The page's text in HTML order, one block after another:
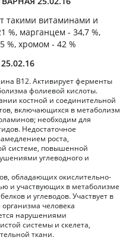
такими витаминами и
%, марганцем - 34,7 %,
%, хромом - 42 %
В12. Активирует ферменты
фолиевой кислоты.
костной и соединительной
включающихся в метаболизм
необходим для
Недостаточное
роста,
системе, повышенной
углеводного и
обладающих окислительно-
и участвующих в метаболизме
и углеводов. Участвует в
человека
нарушениями
системы и скелета,
ткани.